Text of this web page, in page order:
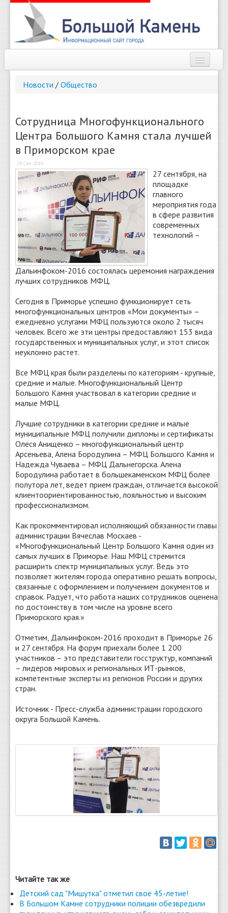
Справочник
Погода
О сайте
Найти
Новости / Общество
Сотрудница Многофункционального
Центра Большого Камня стала лучшей
в Приморском крае
28 Сен 2016
27 сентября, на
площадке
главного
мероприятия года
в сфере развития
современных
технологий –
Дальинфоком-2016 состоялась церемония награждения
лучших сотрудников МФЦ.
Сегодня в Приморье успешно функционирует сеть
многофункциональных центров «Мои документы» –
ежедневно услугами МФЦ пользуются около 2 тысяч
человек. Всего же эти центры предоставляют 153 вида
государственных и муниципальных услуг, и этот список
неуклонно растет.
Все МФЦ края были разделены по категориям - крупные,
средние и малые. Многофункциональный Центр
Большого Камня участвовал в категории средние и
малые МФЦ.
Лучшие сотрудники в категории средние и малые
муниципальные МФЦ получили дипломы и сертификаты
Олеся Анищенко – многофункциональный центр
Арсеньева, Алена Бородулина – МФЦ Большого Камня и
Надежда Чуваева – МФЦ Дальнегорска. Алена
Бородулина работает в большекаменском МФЦ более
полутора лет, ведет прием граждан, отличается высокой
клиентоориентированностью, лояльностью и высоким
профессионализмом.
Как прокомментировал исполняющий обязанности главы
администрации Вячеслав Москаев -
«Многофункциональный Центр Большого Камня один из
самых лучших в Приморье. Наш МФЦ стремится
расширить спектр муниципальных услуг. Ведь это
позволяет жителям города оперативно решать вопросы,
связанные с оформлением и получением документов и
справок. Радует, что работа наших сотрудников оценена
по достоинству в том числе на уровне всего
Приморского края.»
Отметим, Дальинфоком-2016 проходит в Приморье 26
и 27 сентября. На форум приехали более 1 200
участников – это представители госструктур, компаний
– лидеров мировых и региональных ИТ-рынков,
компетентные эксперты из регионов России и других
стран.
Источник - Пресс-служба администрации городского
округа Большой Камень.
Читайте так же
Детский сад "Мишутка" отметил своё 45-летие!
В Большом Камне сотрудники полиции обезвредили